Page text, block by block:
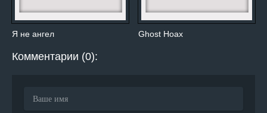
Я не ангел Ghost Hoax
Комментарии (0):